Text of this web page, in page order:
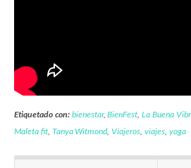
Etiquetado con: bienestar,BienFest,La Buena
Maleta fit, Tanya Witmond,Viajeros ,viajes yoga